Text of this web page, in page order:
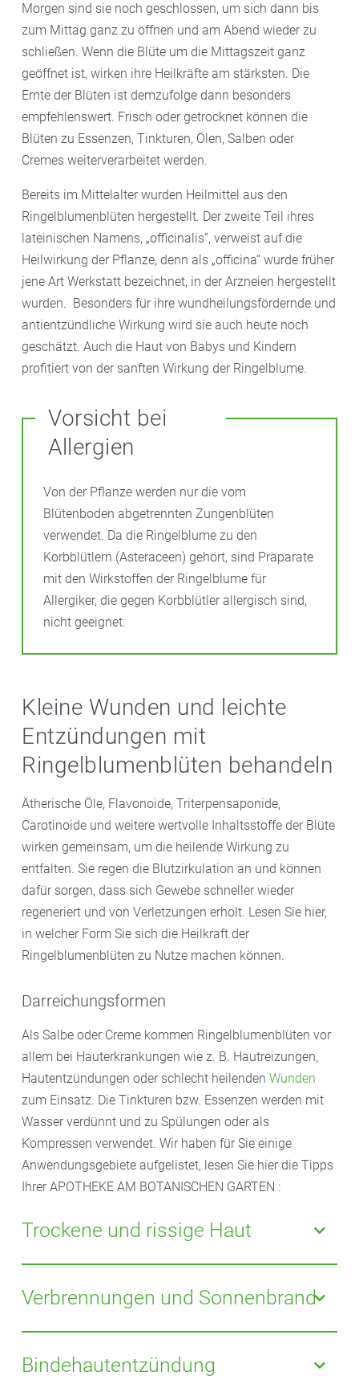
Morgen sind sie noch geschlossen, um sich dann bis
zum Mittag ganz zu öffnen und am Abend wieder zu
schließen. Wenn die Blüte um die Mittagszeit ganz
geöffnet ist, wirken ihre Heilkräfte am stärksten. Die
Ernte der Blüten ist demzufolge dann besonders
empfehlenswert. Frisch oder getrocknet können die
Blüten zu Essenzen, Tinkturen, Ölen, Salben oder
Cremes weiterverarbeitet werden.
Bereits im Mittelalter wurden Heilmittel aus den
Ringelblumenblüten hergestellt. Der zweite Teil ihres
lateinischen Namens, „officinalis“, verweist auf die
Heilwirkung der Pflanze, denn als „officina“ wurde früher
jene Art Werkstatt bezeichnet, in der Arzneien hergestellt
wurden. Besonders für ihre wundheilungsfördernde und
antientzündliche Wirkung wird sie auch heute noch
geschätzt. Auch die Haut von Babys und Kindern
profitiert von der sanften Wirkung der Ringelblume.
Vorsicht bei
Allergien
Von der Pflanze werden nur die vom
Blütenboden abgetrennten Zungenblüten
verwendet. Da die Ringelblume zu den
Korbblütlern (Asteraceen) gehört, sind Präparate
mit den Wirkstoffen der Ringelblume für
Allergiker, die gegen Korbblütler allergisch sind,
nicht geeignet.
Kleine Wunden und leichte
Entzündungen mit
Ringelblumenblüten behandeln
Ätherische Öle, Flavonoide, Triterpensaponide,
Carotinoide und weitere wertvolle Inhaltsstoffe der Blüte
wirken gemeinsam, um die heilende Wirkung zu
entfalten. Sie regen die Blutzirkulation an und können
dafür sorgen, dass sich Gewebe schneller wieder
regeneriert und von Verletzungen erholt. Lesen Sie hier,
in welcher Form Sie sich die Heilkraft der
Ringelblumenblüten zu Nutze machen können.
Darreichungsformen
Als Salbe oder Creme kommen Ringelblumenblüten vor
allem bei Hauterkrankungen wie z. B. Hautreizungen,
Hautentzündungen oder schlecht heilenden Wunden
zum Einsatz. Die Tinkturen bzw. Essenzen werden mit
Wasser verdünnt und zu Spülungen oder als
Kompressen verwendet. Wir haben für Sie einige
Anwendungsgebiete aufgelistet, lesen Sie hier die Tipps
Ihrer APOTHEKE AM BOTANISCHEN GARTEN :
Trockene und rissige Haut
Durch kalte Temperaturen oder starke Beanspruchung
kann dieHaut trocken und rissig werden. Manche
Körperteile wie etwa Füße, Hände oder auch die
Ellenbogen sind davon besonders häufig betroffen.
Über
Nacht aufgetragenkönnen sich die Wirkstoffe
besonders gut entfalten, da die Haut dann im
Verbrennungen und Sonnenbrand
Vom idealen Erntezeitpunkt der Blüten, dem
Zeitpunkt, zu dem die Sonne am höchsten steht, lässt
sich auch eine ihrer Wirkungen ableiten: Calendula ist
Bindehautentzündung